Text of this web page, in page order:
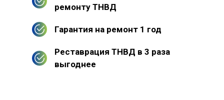
ремонту ТНВД
Гарантия на ремонт 1 год
Реставрация ТНВД в 3 раза
выгоднее